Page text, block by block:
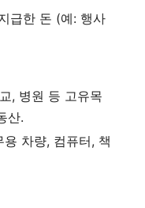
급한 돈 (예: 행사
, 병원 등 고유목
산.
용 차량, 컴퓨터, 책